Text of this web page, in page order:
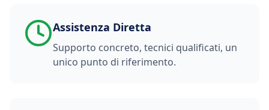
Assistenza Diretta
Supporto concreto, tecnici qualificati, un
unico punto di riferimento.